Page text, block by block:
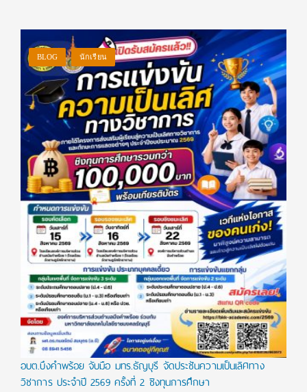
BLOG นักเรียน
อบต.บึงคำพร้อย จับมือ มทร.ธัญบุรี จัดประชันความเป็นเลิศทาง
วิชาการ ประจำปี 2569 ครั้งที่ 2 ชิงทุนการศึกษา